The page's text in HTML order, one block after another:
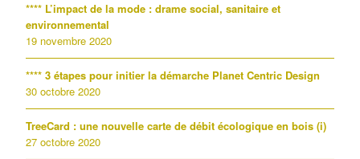
**** L’impact de la mode : drame social, sanitaire et
environnemental
19 novembre 2020
**** 3 étapes pour initier la démarche Planet Centric Design
30 octobre 2020
TreeCard : une nouvelle carte de débit écologique en bois (i)
27 octobre 2020